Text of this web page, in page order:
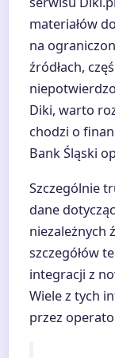
materiałów
na
źródłach,
Diki, warto
chodzi o
Bank Śląski
Szczególnie
dane
niezależnych
szczegółów
integracji z
Wiele z tych
przez